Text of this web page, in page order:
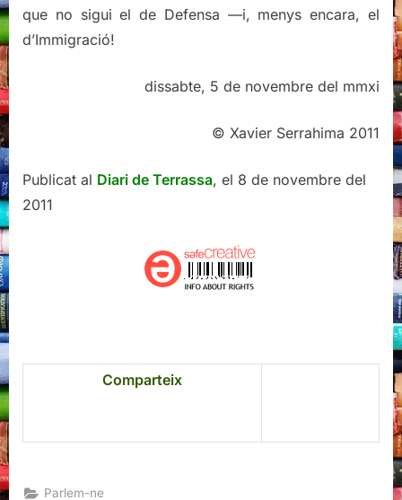
que no sigui el de Defensa —i, menys encara, el
d’Immigració!
dissabte, 5 de novembre del mmxi
© Xavier Serrahima 2011
Publicat al Diari de Terrassa, el 8 de novembre del
2011
Comparteix
Parlem-ne